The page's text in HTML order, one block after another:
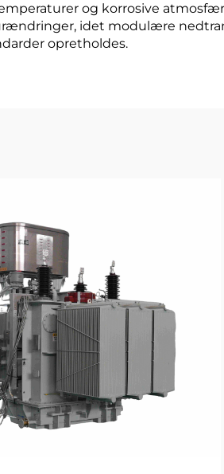
og korrosive
idet modulære
opretholdes.